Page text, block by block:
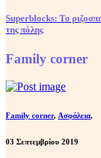
Superblocks: Το
της πόλης
Family corner
Family corner, Ασφάλεια,
03 Σεπτεμβρίου 2019